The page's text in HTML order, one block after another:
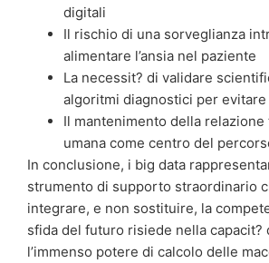
digitali
Il rischio di una sorveglianza
alimentare l’ansia nel paziente
La necessit? di validare
algoritmi diagnostici per
Il mantenimento della
umana come centro del
In conclusione, i big data
strumento di supporto straordinario
integrare, e non sostituire, la
sfida del futuro risiede nella capacit?
l’immenso potere di calcolo delle